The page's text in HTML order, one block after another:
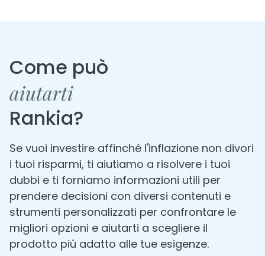
Come può
aiutarti
Rankia?
Se vuoi investire affinché l'inflazione non divori
i tuoi risparmi, ti aiutiamo a risolvere i tuoi
dubbi e ti forniamo informazioni utili per
prendere decisioni con diversi contenuti e
strumenti personalizzati per confrontare le
migliori opzioni e aiutarti a scegliere il
prodotto più adatto alle tue esigenze.